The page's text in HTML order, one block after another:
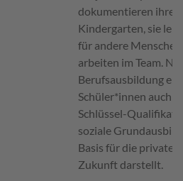
dokumentieren ihre
Kindergarten, sie
für andere
arbeiten im Team.
Berufsausbildung
Schüler*innen auch
Schlüssel-
soziale
Basis für die private
Zukunft darstellt.